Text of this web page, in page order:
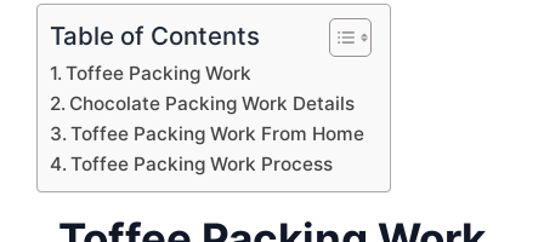
Table of Contents
Toffee Packing Work
Chocolate Packing Work Details
Toffee Packing Work From Home
Toffee Packing Work Process